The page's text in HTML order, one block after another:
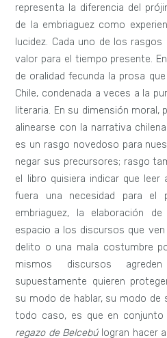
representa la diferencia del
de la embriaguez como
lucidez. Cada uno de los
valor para el tiempo presente.
de oralidad fecunda la prosa
Chile, condenada a veces a la
literaria. En su dimensión
alinearse con la narrativa
es un rasgo novedoso para
negar sus precursores; rasgo
el libro quisiera indicar que
fuera una necesidad para el
embriaguez, la elaboración
espacio a los discursos que
delito o una mala costumbre
mismos discursos
supuestamente quieren
su modo de hablar, su modo de
todo caso, es que en
regazo de Belcebú logran hacer